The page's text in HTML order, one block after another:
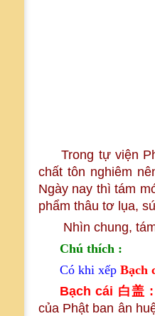
Trong tự viện
chất tôn nghiêm
Ngày nay thì tám
phẩm thâu tơ lụa,
Nhìn chung, tám
Chú thích :
Có khi xếp Bạch
Bạch cái 白盖 :
của Phật ban ân